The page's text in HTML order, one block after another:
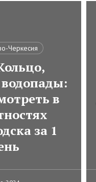
Черкесия
в
за 1